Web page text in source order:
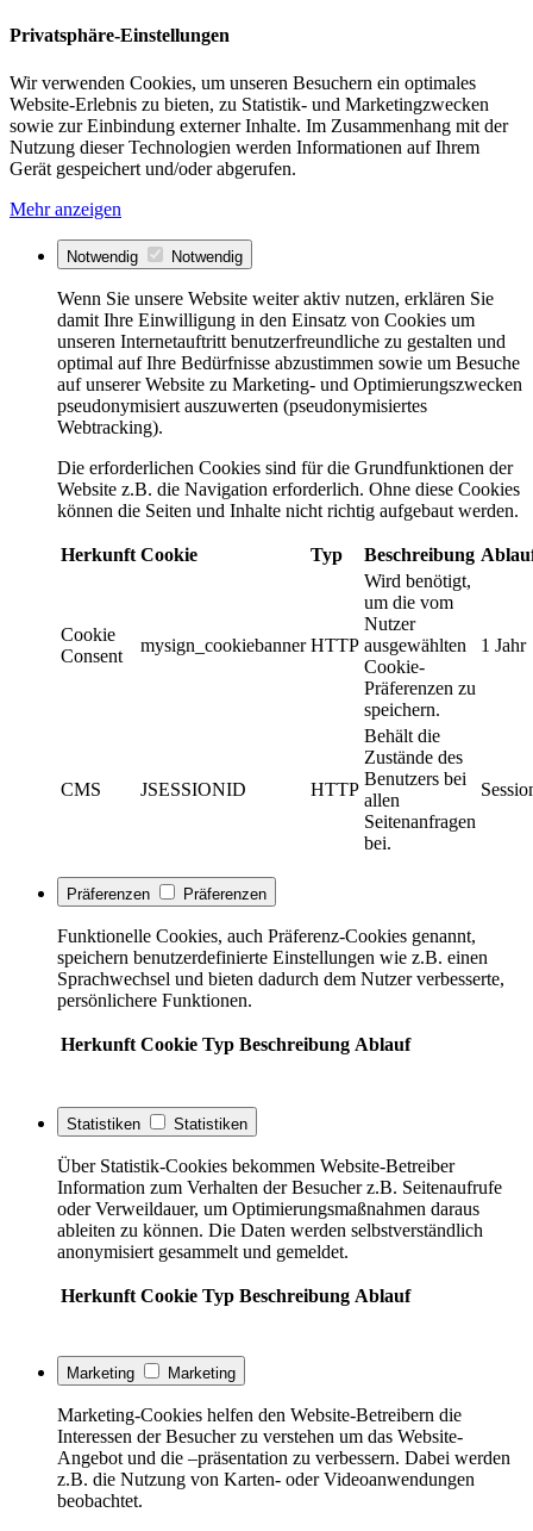
Privatsphäre-Einstellungen
Wir verwenden Cookies, um unseren Besuchern ein optimales
Website-Erlebnis zu bieten, zu Statistik- und Marketingzwecken
sowie zur Einbindung externer Inhalte. Im Zusammenhang mit der
Nutzung dieser Technologien werden Informationen auf Ihrem
Gerät gespeichert und/oder abgerufen.
Mehr anzeigen
Notwendig Notwendig
Wenn Sie unsere Website weiter aktiv nutzen, erklären Sie
damit Ihre Einwilligung in den Einsatz von Cookies um
unseren Internetauftritt benutzerfreundliche zu gestalten und
optimal auf Ihre Bedürfnisse abzustimmen sowie um Besuche
auf unserer Website zu Marketing- und Optimierungszwecken
pseudonymisiert auszuwerten (pseudonymisiertes
Webtracking).
Die erforderlichen Cookies sind für die Grundfunktionen der
Website z.B. die Navigation erforderlich. Ohne diese Cookies
können die Seiten und Inhalte nicht richtig aufgebaut werden.
Herkunft Cookie Typ Beschreibung
Cookie
Consent
mysign_cookiebanner HTTP
Wird benötigt,
um die vom
Nutzer
ausgewählten
Cookie-
Präferenzen zu
speichern.
1 Jahr
CMS JSESSIONID HTTP
Behält die
Zustände des
Benutzers bei
allen
Seitenanfragen
bei.
Präferenzen Präferenzen
Funktionelle Cookies, auch Präferenz-Cookies genannt,
speichern benutzerdefinierte Einstellungen wie z.B. einen
Sprachwechsel und bieten dadurch dem Nutzer verbesserte,
persönlichere Funktionen.
Herkunft Cookie Typ Beschreibung Ablauf
Statistiken Statistiken
Über Statistik-Cookies bekommen Website-Betreiber
Information zum Verhalten der Besucher z.B. Seitenaufrufe
oder Verweildauer, um Optimierungsmaßnahmen daraus
ableiten zu können. Die Daten werden selbstverständlich
anonymisiert gesammelt und gemeldet.
Herkunft Cookie Typ Beschreibung Ablauf
Marketing Marketing
Marketing-Cookies helfen den Website-Betreibern die
Interessen der Besucher zu verstehen um das Website-
Angebot und die –präsentation zu verbessern. Dabei werden
z.B. die Nutzung von Karten- oder Videoanwendungen
beobachtet.